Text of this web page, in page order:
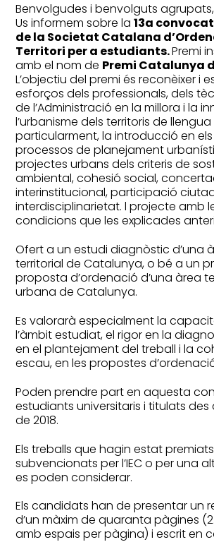
Benvolgudes i benvolguts agrupats,
Us informem sobre la13a
de la Societat Catalana
Territori per a estudiants.Premi
amb el nom de Premi Catalunya
L’objectiu del premi és reconèixer i
esforços dels professionals, dels
de l’Administració en la millora i la
l’urbanisme dels territoris de
particularment, la introducció en
processos de planejament
projectes urbans dels criteris de
ambiental, cohesió social,
interinstitucional, participació
interdisciplinarietat. l projecte amb
condicions que les explicades
Ofert a un estudi diagnòstic d’una
territorial de Catalunya, o bé a un
proposta d’ordenació d’una àrea
urbana de Catalunya.
Es valorarà especialment la
l’àmbit estudiat, el rigor en la
en el plantejament del treball i la
escau, en les propostes
Poden prendre part en aquesta
estudiants universitaris i titulats des
de 2018.
Els treballs que hagin estat
subvencionats per l’IEC o per una
es poden considerar.
Els candidats han de presentar un
d’un màxim de quaranta pàgines
amb espais per pàgina) i escrit en